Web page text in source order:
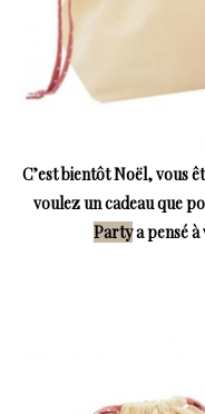
C’est bientôt Noël, vous
voulez un cadeau que
Partya pensé à